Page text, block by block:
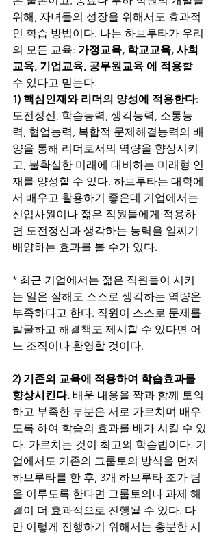
위해, 자녀들의 성장을 위해서도 효과적
인 학습 방법이다. 나는 하브루타가 우리
의 모든 교육: 가정교육, 학교교육, 사회
교육, 기업교육, 공무원교육 에 적용할
수 있다고 믿는다.
1) 핵심인재와 리더의 양성에 적용한다:
도전정신, 학습능력, 생각능력, 소통능
력, 협업능력, 복합적 문제해결능력의 배
양을 통해 리더로서의 역량을 향상시키
고, 불확실한 미래에 대비하는 미래형 인
재를 양성할 수 있다. 하브루타는 대학에
서 배우고 활용하기 좋은데 기업에서는
신입사원이나 젊은 직원들에게 적용하
면 도전정신과 생각하는 능력을 일찌기
배양하는 효과를 볼 수가 있다.
* 최근 기업에서는 젊은 직원들이 시키
는 일은 잘해도 스스로 생각하는 역량은
부족하다고 한다. 직원이 스스로 문제를
발굴하고 해결책도 제시할 수 있다면 어
느 조직이나 환영할 것이다.
2) 기존의 교육에 적용하여 학습효과를
향상시킨다. 배운 내용을 짝과 함께 토의
하고 부족한 부분은 서로 가르치며 배우
도록 하여 학습의 효과를 배가 시킬 수 있
다. 가르치는 것이 최고의 학습법이다. 기
업에서도 기존의 그룹토의 방식을 먼저
하브루타를 한 후, 3개 하브루타 조가 팀
을 이루도록 한다면 그룹토의나 과제 해
결이 더 효과적으로 진행될 수 있다. 다
만 이렇게 진행하기 위해서는 충분한 시